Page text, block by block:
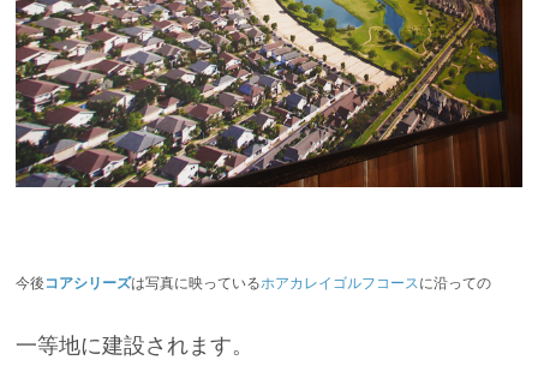
今後コアシリーズは写真に映っているホアカレイゴルフコースに沿っての
一等地に建設されます。